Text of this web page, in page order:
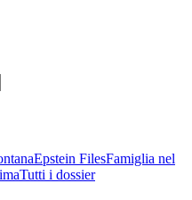
Epstein FilesFamiglia nel
Tutti i dossier